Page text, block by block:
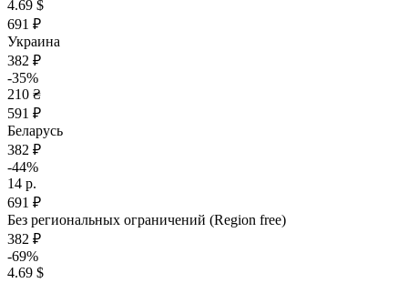
4.69 $
691 ₽
Украина
382 ₽
-35%
210 ₴
591 ₽
Беларусь
382 ₽
-44%
14 р.
691 ₽
Без региональных ограничений (Region free)
382 ₽
-69%
4.69 $